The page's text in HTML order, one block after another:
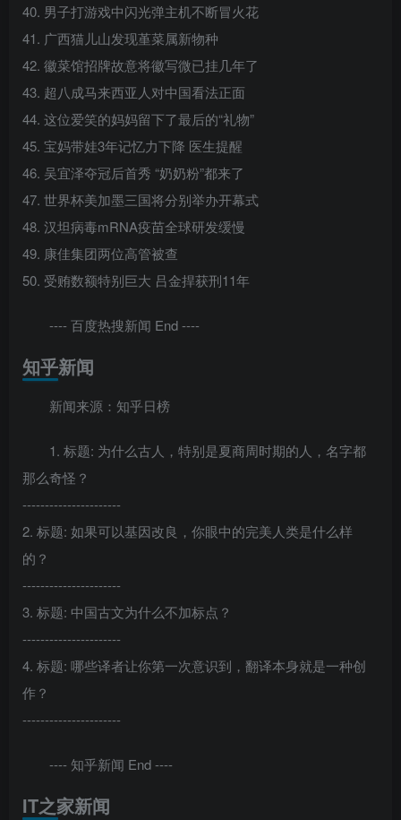
40. 男子打游戏中闪光弹主机不断冒火花
41. 广西猫儿山发现堇菜属新物种
42. 徽菜馆招牌故意将徽写微已挂几年了
43. 超八成马来西亚人对中国看法正面
44. 这位爱笑的妈妈留下了最后的“礼物”
45. 宝妈带娃3年记忆力下降 医生提醒
46. 吴宜泽夺冠后首秀 “奶奶粉”都来了
47. 世界杯美加墨三国将分别举办开幕式
48. 汉坦病毒mRNA疫苗全球研发缓慢
49. 康佳集团两位高管被查
50. 受贿数额特别巨大 吕金捍获刑11年
---- 百度热搜新闻 End ----
知乎新闻
新闻来源：知乎日榜
1. 标题: 为什么古人，特别是夏商周时期的人，名字都
那么奇怪？
----------------------
2. 标题: 如果可以基因改良，你眼中的完美人类是什么样
的？
----------------------
3. 标题: 中国古文为什么不加标点？
----------------------
4. 标题: 哪些译者让你第一次意识到，翻译本身就是一种创
作？
----------------------
---- 知乎新闻 End ----
IT之家新闻